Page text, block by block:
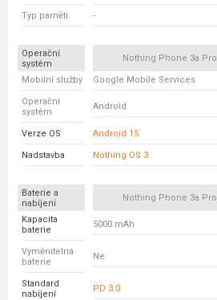
Typ paměti -
Operační
systém
Nothing Phone 3a Pro
Mobilní služby Google Mobile Services
Operační
systém
Android
Verze OS Android 15
Nadstavba Nothing OS 3
Baterie a
nabíjení
Nothing Phone 3a Pro
Kapacita
baterie
5000 mAh
Vyměnitelná
baterie
Ne
Standard
nabíjení
PD 3.0